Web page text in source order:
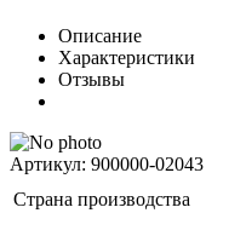
Описание
Характеристики
Отзывы
Артикул: 900000-02043
Страна производства